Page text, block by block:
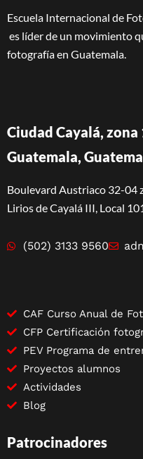
Escuela Internacional de
es líder de un movimiento
fotografía en Guatemala.
Ciudad Cayalá, zona
Guatemala,
Boulevard Austriaco 32-04
Lirios de Cayalá III, Local
(502) 3133 9560
CAF Curso Anual de
CFP Certificación
PEV Programa de
Proyectos alumnos
Actividades
Blog
Patrocinadores